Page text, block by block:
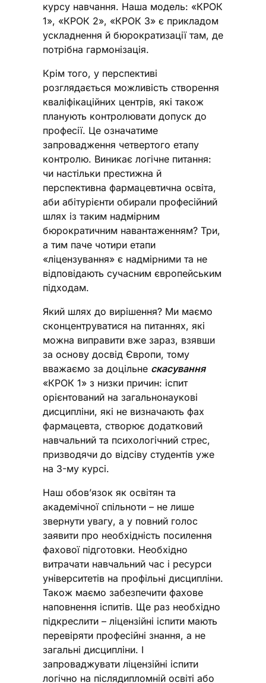
курсу навчання. Наша модель: «КРОК
1», «КРОК 2», «КРОК 3» є прикладом
ускладнення й бюрократизації там, де
потрібна гармонізація.
Крім того, у перспективі
розглядається можливість створення
кваліфікаційних центрів, які також
планують контролювати допуск до
професії. Це означатиме
запровадження четвертого етапу
контролю. Виникає логічне питання:
чи настільки престижна й
перспективна фармацевтична освіта,
аби абітурієнти обирали професійний
шлях із таким надмірним
бюрократичним навантаженням? Три,
а тим паче чотири етапи
«ліцензування» є надмірними та не
відповідають сучасним європейським
підходам.
Який шлях до вирішення? Ми маємо
сконцентруватися на питаннях, які
можна виправити вже зараз, взявши
за основу досвід Європи, тому
вважаємо за доцільне скасування
«КРОК 1» з низки причин: іспит
орієнтований на загальнонаукові
дисципліни, які не визначають фах
фармацевта, створює додатковий
навчальний та психологічний стрес,
призводячи до відсіву студентів уже
на 3-му курсі.
Наш обов’язок як освітян та
академічної спільноти – не лише
звернути увагу, а у повний голос
заявити про необхідність посилення
фахової підготовки. Необхідно
витрачати навчальний час і ресурси
університетів на профільні дисципліни.
Також маємо забезпечити фахове
наповнення іспитів. Ще раз необхідно
підкреслити – ліцензійні іспити мають
перевіряти професійні знання, а не
загальні дисципліни. І
запроваджувати ліцензійні іспити
логічно на післядипломній освіті або